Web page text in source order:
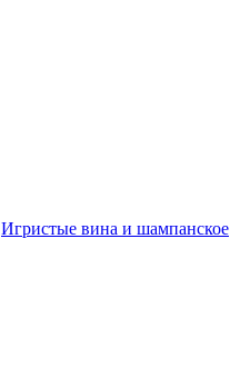
Игристые вина и шампанское